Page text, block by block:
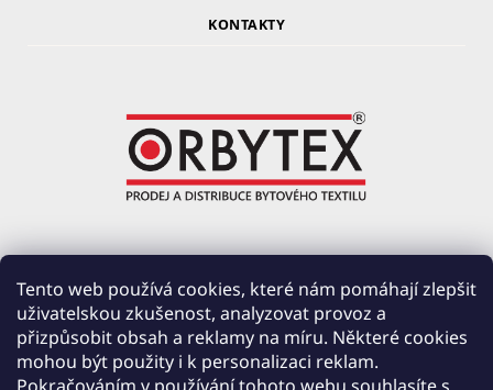
Tento web používá cookies, které nám pomáhají zlepšit
uživatelskou zkušenost, analyzovat provoz a
přizpůsobit obsah a reklamy na míru. Některé cookies
mohou být použity i k personalizaci reklam.
KONTAKTY
PRŮMYSLOVÁ 220, ČERVENÉ ZÁHOŘÍ
391 37 CHOTOVINY
IČ: 28138252